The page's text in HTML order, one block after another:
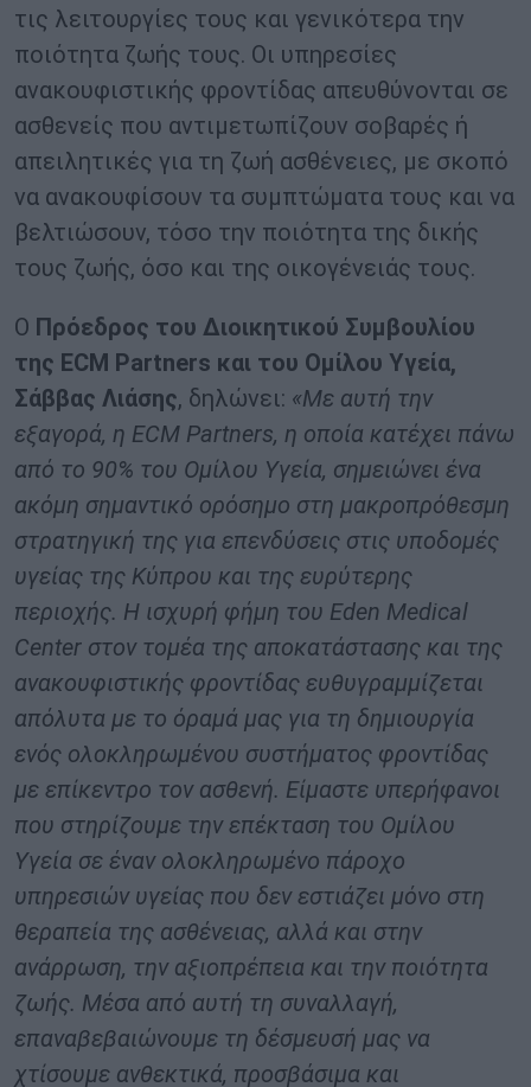
τις λειτουργίες τους και γενικότερα την
ποιότητα ζωής τους. Οι υπηρεσίες
ανακουφιστικής φροντίδας απευθύνονται σε
ασθενείς που αντιμετωπίζουν σοβαρές ή
απειλητικές για τη ζωή ασθένειες, με σκοπό
να ανακουφίσουν τα συμπτώματα τους και να
βελτιώσουν, τόσο την ποιότητα της δικής
τους ζωής, όσο και της οικογένειάς τους.
Ο Πρόεδρος του Διοικητικού Συμβουλίου
της ECM Partners και του Ομίλου Υγεία,
Σάββας Λιάσης, δηλώνει: «Με αυτή την
εξαγορά, η ECM Partners, η οποία κατέχει πάνω
από το 90% του Ομίλου Υγεία, σημειώνει ένα
ακόμη σημαντικό ορόσημο στη μακροπρόθεσμη
στρατηγική της για επενδύσεις στις υποδομές
υγείας της Κύπρου και της ευρύτερης
περιοχής. Η ισχυρή φήμη του Eden Medical
Center στον τομέα της αποκατάστασης και της
ανακουφιστικής φροντίδας ευθυγραμμίζεται
απόλυτα με το όραμά μας για τη δημιουργία
ενός ολοκληρωμένου συστήματος φροντίδας
με επίκεντρο τον ασθενή. Είμαστε υπερήφανοι
που στηρίζουμε την επέκταση του Ομίλου
Υγεία σε έναν ολοκληρωμένο πάροχο
υπηρεσιών υγείας που δεν εστιάζει μόνο στη
θεραπεία της ασθένειας, αλλά και στην
ανάρρωση, την αξιοπρέπεια και την ποιότητα
ζωής. Μέσα από αυτή τη συναλλαγή,
επαναβεβαιώνουμε τη δέσμευσή μας να
χτίσουμε ανθεκτικά, προσβάσιμα και